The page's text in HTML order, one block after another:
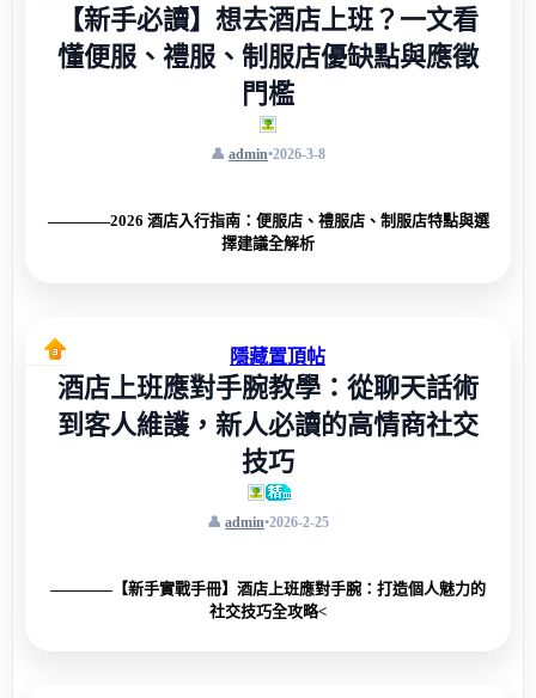
【新手必讀】想去酒店上班？一文看
懂便服、禮服、制服店優缺點與應徵
門檻
admin•2026-3-8
————2026 酒店入行指南：便服店、禮服店、制服店特點與選
擇建議全解析
隱藏置頂帖
酒店上班應對手腕教學：從聊天話術
到客人維護，新人必讀的高情商社交
技巧
admin•2026-2-25
————【新手實戰手冊】酒店上班應對手腕：打造個人魅力的
社交技巧全攻略<